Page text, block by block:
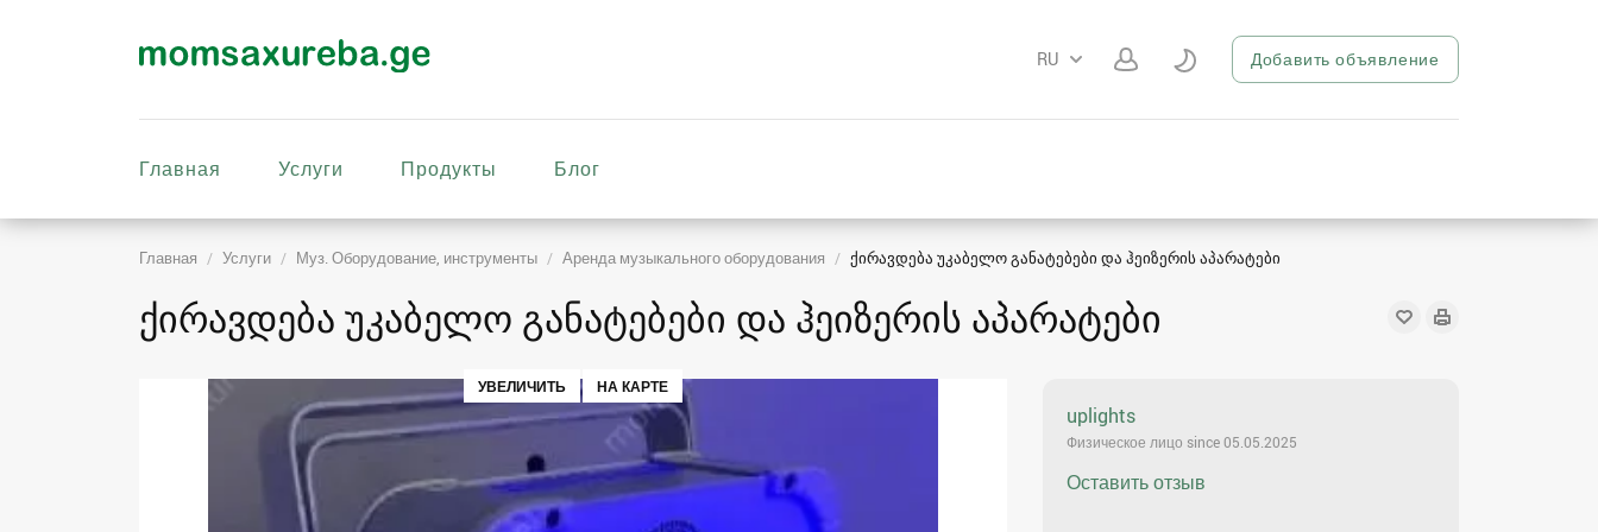
RU Добавить объявление
Главная Услуги Продукты Блог
Главная Услуги Муз. Оборудование, инструменты Аренда музыкального оборудования ქირავდება უკაბელო განატებები და ჰეიზერის აპარატები
ქირავდება უკაბელო განატებები და ჰეიზერის აპარატები
uplights
Физическое лицо since 05.05.2025
Оставить отзыв
УВЕЛИЧИТЬ НА КАРТЕ